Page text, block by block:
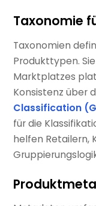
Taxonomie
Taxonomien
Produkttypen.
Marktplatzes
Konsistenz über
Classification
für die
helfen Retailern,